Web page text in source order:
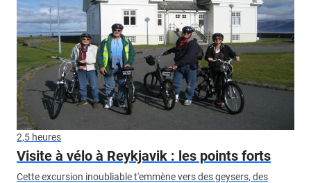
2,5 heures
Visite à vélo à Reykjavik : les points forts
Cette excursion inoubliable t'emmène vers des geysers, des